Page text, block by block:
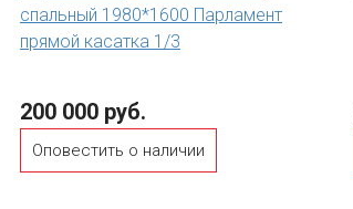
спальный 1980*1600 Парламент
прямой касатка 1/3
200 000 руб.
Оповестить о наличии